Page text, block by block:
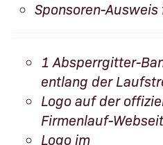
Sponsoren-
1 Absperrgitter-
entlang der
Logo auf der
Firmenlauf-
Logo im